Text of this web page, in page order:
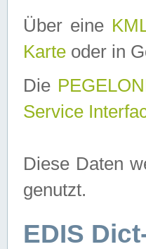
Über eine
Karte oder in
Die
Service
Diese Daten
genutzt.
EDIS